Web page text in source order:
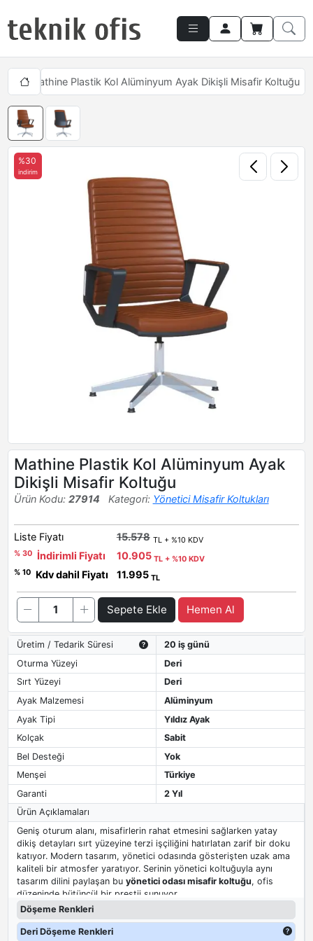
Mathine Plastik Kol Alüminyum Ayak Dikişli Misafir Koltuğu
%30
indirim
Mathine Plastik Kol Alüminyum Ayak
Dikişli Misafir Koltuğu
Ürün Kodu: 27914 Kategori: Yönetici Misafir Koltukları
Liste Fiyatı 15.578 TL + %10 KDV
% 30
İndirimli Fiyatı 10.905 TL + %10 KDV
% 10
Kdv dahil Fiyatı 11.995 TL
Sepete Ekle Hemen Al
Üretim / Tedarik Süresi
20 iş günü
Oturma Yüzeyi
Deri
Sırt Yüzeyi
Deri
Ayak Malzemesi
Alüminyum
Ayak Tipi
Yıldız Ayak
Kolçak
Sabit
Bel Desteği
Yok
Menşei
Türkiye
Garanti
2 Yıl
Ürün Açıklamaları
Geniş oturum alanı, misafirlerin rahat etmesini sağlarken yatay
dikiş detayları sırt yüzeyine terzi işçiliğini hatırlatan zarif bir doku
katıyor. Modern tasarım, yönetici odasında gösterişten uzak ama
kaliteli bir atmosfer yaratıyor. Serinin yönetici koltuğuyla aynı
tasarım dilini paylaşan bu yönetici odası misafir koltuğu, ofis
düzeninde bütüncül bir prestij sunuyor.
Döşeme Renkleri
Deri Döşeme Renkleri